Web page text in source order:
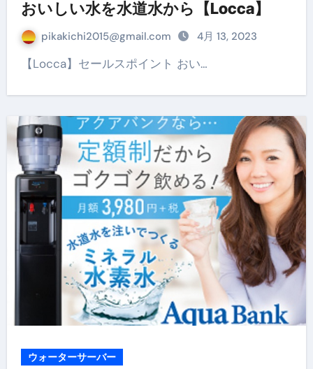
おいしい水を水道水から【Locca】
pikakichi2015@gmail.com 4月 13, 2023
【Locca】セールスポイント おい…
ウォーターサーバー